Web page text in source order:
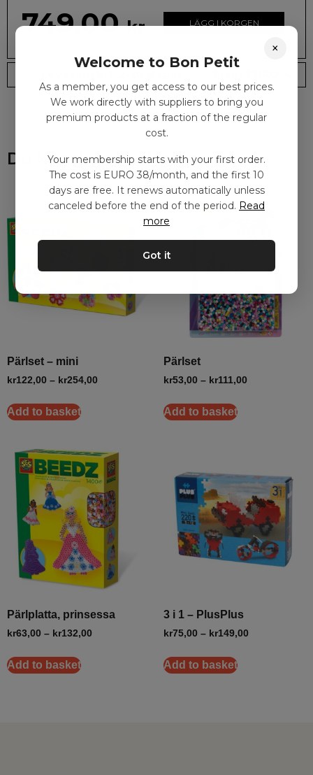
749.00 kr LÄGG I KORGEN
Du kanske också gillar
Pärlset – mini
kr122,00 – kr254,00
Add to basket
Pärlset
kr53,00 – kr111,00
Add to basket
Pärlplatta, prinsessa
kr63,00 – kr132,00
Add to basket
3 i 1 – PlusPlus
kr75,00 – kr149,00
Add to basket
×
Welcome to Bon Petit
As a member, you get access to our best prices.
We work directly with suppliers to bring you
premium products at a fraction of the regular
cost.
Your membership starts with your first order.
The cost is EURO 38/month, and the first 10
days are free. It renews automatically unless
canceled before the end of the period. Read
more
Got it